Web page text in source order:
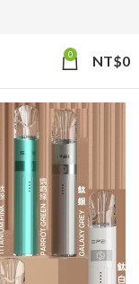
0 NT$0